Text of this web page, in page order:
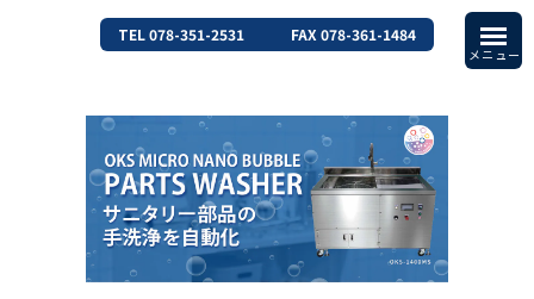
TEL 078-351-2531 FAX 078-361-1484